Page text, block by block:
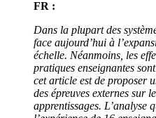
FR :
Dans la plupart des
face aujourd’hui à
échelle. Néanmoins, les
pratiques enseignantes
cet article est de proposer
des épreuves externes sur
apprentissages. L’analyse